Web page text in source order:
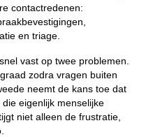
contactredenen:
en triage.
vast op twee problemen.
zodra vragen buiten
neemt de kans toe dat
eigenlijk menselijke
niet alleen de frustratie,